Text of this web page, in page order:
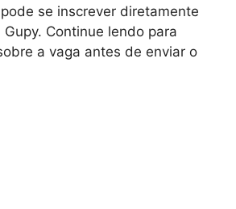
se inscrever diretamente
Continue lendo para
a vaga antes de enviar o